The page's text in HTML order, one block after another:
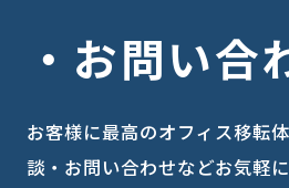
お問い合
お客様に最高のオフィス移転
談・お問い合わせなどお気軽